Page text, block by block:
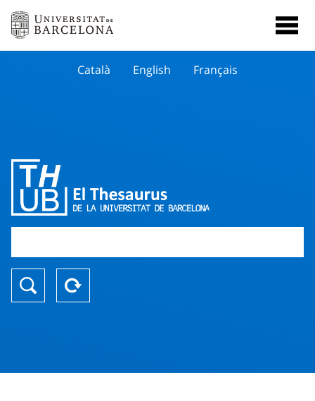
Català English Français